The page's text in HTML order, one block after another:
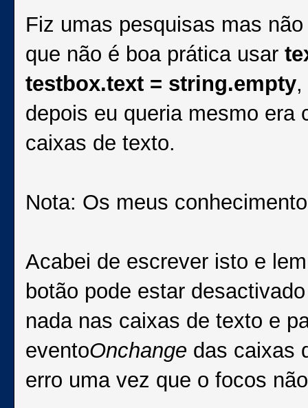
Fiz umas pesquisas mas
que não é boa prática usar
testbox.text = string.empty,
depois eu queria mesmo era
caixas de texto.
Nota: Os meus
Acabei de escrever isto e
botão pode estar
nada nas caixas de texto e
eventoOnchange das caixas
erro uma vez que o focos